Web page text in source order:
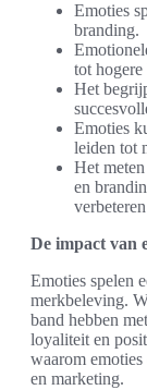
Emoties
branding.
tot
Het
Emoties
leiden tot
Het
en
De impact van
Emoties spelen
merkbeleving.
band hebben
loyaliteit en
waarom
en marketing.